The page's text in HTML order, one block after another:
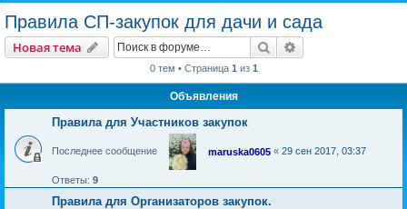
Правила СП-закупок для дачи и сада
Новая тема
Новаятема Поиск
0 тем • Страница 1 из 1
Объявления
Правила для Участников закупок
Последнее сообщение maruska0605 « 29 сен 2017, 03:37
Ответы: 9
Правила для Организаторов закупок.